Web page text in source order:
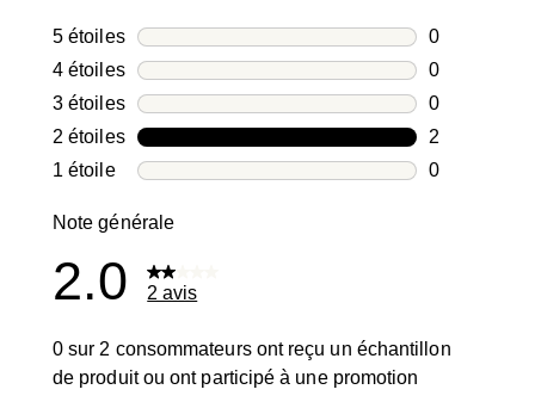
5 étoilesétoiles
0
0 avis avec
4 étoilesétoiles
0
0 avis avec
3 étoilesétoiles
0
0 avis avec
2 étoilesétoiles
2
2 avis avec
1 étoileétoiles
0
Note générale
2.0 2 avis
0 sur 2 consommateurs ont reçu un échantillon
de produit ou ont participé à une promotion